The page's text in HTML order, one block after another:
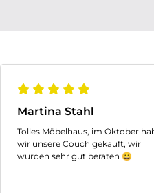
Martina Stahl
Tolles Möbelhaus, im Oktober
wir unsere Couch gekauft, wir
wurden sehr gut beraten 😀